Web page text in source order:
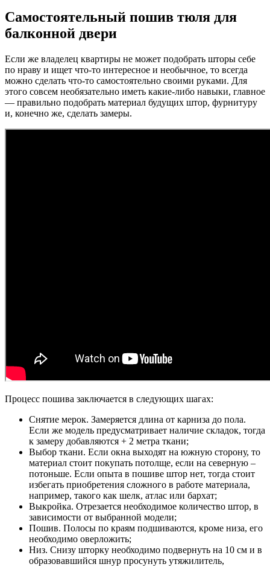
Самостоятельный пошив тюля для
балконной двери
Если же владелец квартиры не может подобрать шторы себе
по нраву и ищет что-то интересное и необычное, то всегда
можно сделать что-то самостоятельно своими руками. Для
этого совсем необязательно иметь какие-либо навыки, главное
— правильно подобрать материал будущих штор, фурнитуру
и, конечно же, сделать замеры.
Процесс пошива заключается в следующих шагах:
Снятие мерок. Замеряется длина от карниза до пола.
Если же модель предусматривает наличие складок, тогда
к замеру добавляются + 2 метра ткани;
Выбор ткани. Если окна выходят на южную сторону, то
материал стоит покупать потолще, если на северную –
потоньше. Если опыта в пошиве штор нет, тогда стоит
избегать приобретения сложного в работе материала,
например, такого как шелк, атлас или бархат;
Выкройка. Отрезается необходимое количество штор, в
зависимости от выбранной модели;
Пошив. Полосы по краям подшиваются, кроме низа, его
необходимо оверложить;
Низ. Снизу шторку необходимо подвернуть на 10 см и в
образовавшийся шнур просунуть утяжилитель,